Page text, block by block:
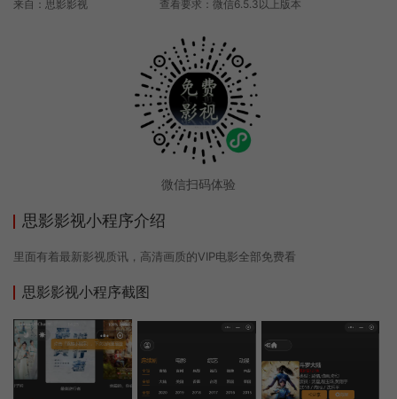
来自：思影影视
查看要求：微信6.5.3以上版本
微信扫码体验
思影影视小程序介绍
里面有着最新影视质讯，高清画质的VIP电影全部免费看
思影影视小程序截图